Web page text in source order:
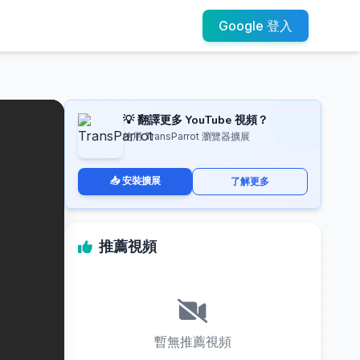
Google 登入
💡 翻譯更多 YouTube 視頻？
使用 TransParrot 瀏覽器擴展
📥 安裝擴展 了解更多
推薦視頻
暫無推薦視頻